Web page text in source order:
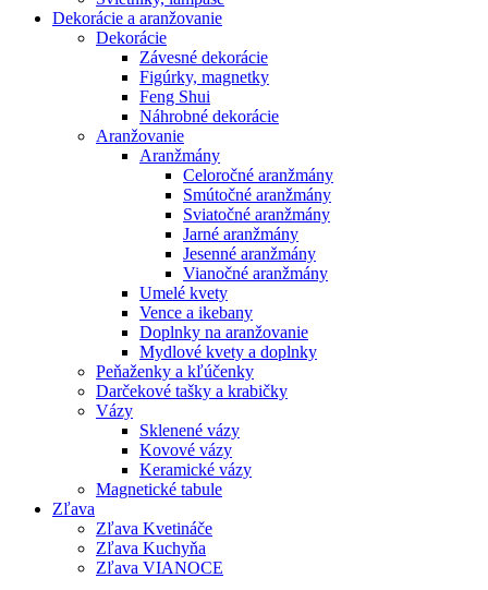
Dekorácie a aranžovanie
Dekorácie
Závesné dekorácie
Figúrky, magnetky
Feng Shui
Náhrobné dekorácie
Aranžovanie
Aranžmány
Celoročné aranžmány
Smútočné aranžmány
Sviatočné aranžmány
Jarné aranžmány
Jesenné aranžmány
Vianočné aranžmány
Umelé kvety
Vence a ikebany
Doplnky na aranžovanie
Mydlové kvety a doplnky
Peňaženky a kľúčenky
Darčekové tašky a krabičky
Vázy
Sklenené vázy
Kovové vázy
Keramické vázy
Magnetické tabule
Zľava
Zľava Kvetináče
Zľava Kuchyňa
Zľava VIANOCE